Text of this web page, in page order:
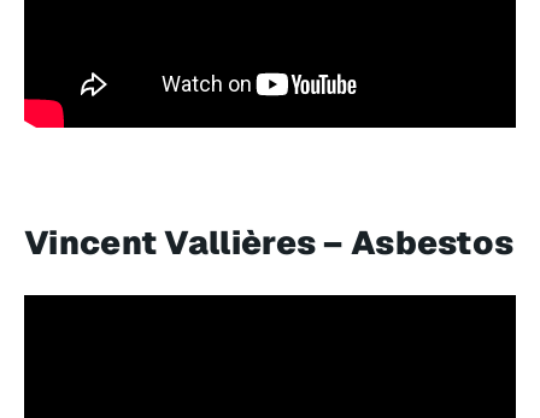
Vincent Vallières – Asbestos